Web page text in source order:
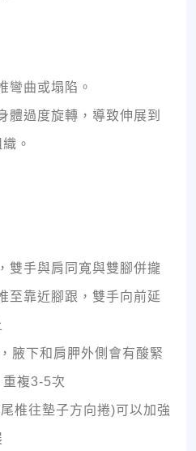
彎曲或塌陷。
體過度旋轉，導致伸展到
。
雙手與肩同寬與雙腳併攏
至靠近腳跟，雙手向前延
腋下和肩胛外側會有酸緊
複3-5次
椎往墊子方向捲)可以加強